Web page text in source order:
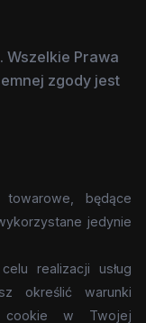
Wszelkie Prawa
zgody jest
będące
jedynie
realizacji usług
określić warunki
cookie w Twojej